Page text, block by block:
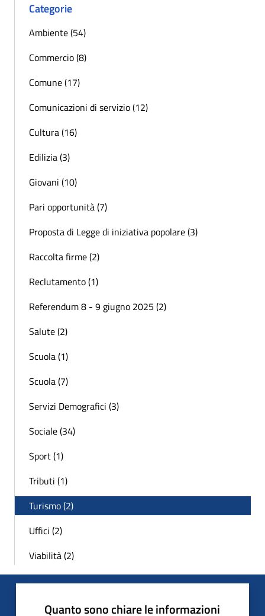
Categorie
Ambiente (54)
Commercio (8)
Comune (17)
Comunicazioni di servizio (12)
Cultura (16)
Edilizia (3)
Giovani (10)
Pari opportunità (7)
Proposta di Legge di iniziativa popolare (3)
Raccolta firme (2)
Reclutamento (1)
Referendum 8 - 9 giugno 2025 (2)
Salute (2)
Scuola (1)
Scuola (7)
Servizi Demografici (3)
Sociale (34)
Sport (1)
Tributi (1)
Turismo (2)
Uffici (2)
Viabilità (2)
Quanto sono chiare le informazioni